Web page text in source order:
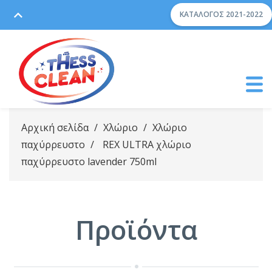
ΚΑΤΆΛΟΓΟΣ 2021-2022
Αρχική σελίδα / Χλώριο / Χλώριο
παχύρρευστο /
REX ULTRA χλώριο
παχύρρευστο lavender 750ml
Προϊόντα